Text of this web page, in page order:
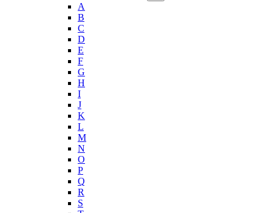
A
B
C
D
E
F
G
H
I
J
K
L
M
N
O
P
Q
R
S